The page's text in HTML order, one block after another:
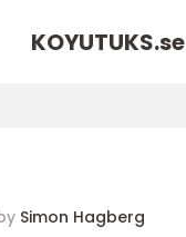
KOYUTUKS.se
Simon Hagberg